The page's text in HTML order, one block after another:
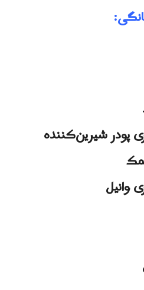
پودر شیرین‌کننده
وانیل